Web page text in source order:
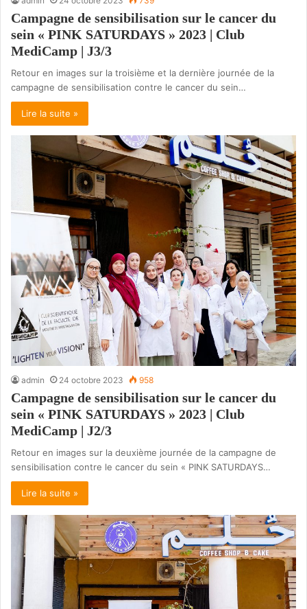
Campagne de sensibilisation sur le cancer du
sein « PINK SATURDAYS » 2023 | Club
MediCamp | J3/3
Retour en images sur la troisième et la dernière journée de la
campagne de sensibilisation contre le cancer du sein…
Lire la suite »
admin 24 octobre 2023 958
Campagne de sensibilisation sur le cancer du
sein « PINK SATURDAYS » 2023 | Club
MediCamp | J2/3
Retour en images sur la deuxième journée de la campagne de
sensibilisation contre le cancer du sein « PINK SATURDAYS…
Lire la suite »